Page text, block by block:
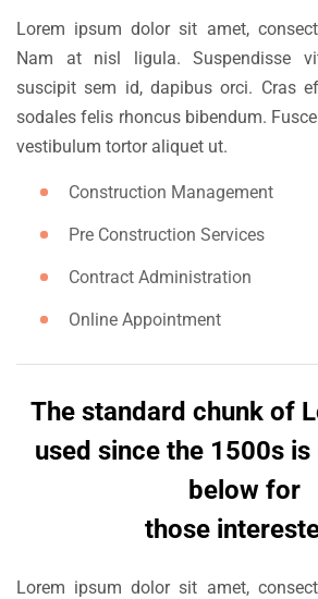
Lorem ipsum dolor sit amet,
Nam at nisl ligula. Suspendisse
suscipit sem id, dapibus orci. Cras
sodales felis rhoncus bibendum.
vestibulum tortor aliquet ut.
Construction Management
Pre Construction Services
Contract Administration
Online Appointment
The standard chunk of
used since the 1500s is
below for
those
Lorem ipsum dolor sit amet,